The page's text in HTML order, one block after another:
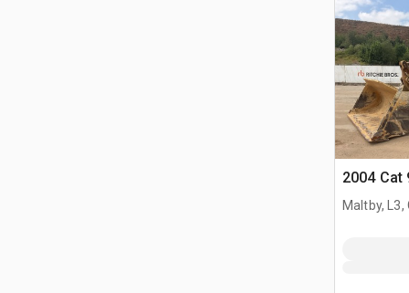
2004 Cat
Maltby, L3,